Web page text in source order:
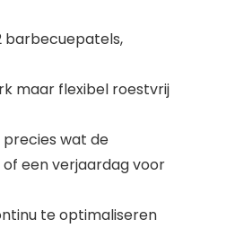
barbecuepatels,
maar flexibel roestvrij
precies wat de
een verjaardag voor
te optimaliseren